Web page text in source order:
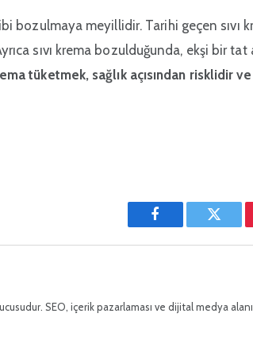
bozulmaya meyillidir. Tarihi geçen sıvı
sıvı krema bozulduğunda, ekşi bir tat
tüketmek, sağlık açısından risklidir
Facebook Twitter
SEO, içerik pazarlaması ve dijital medya